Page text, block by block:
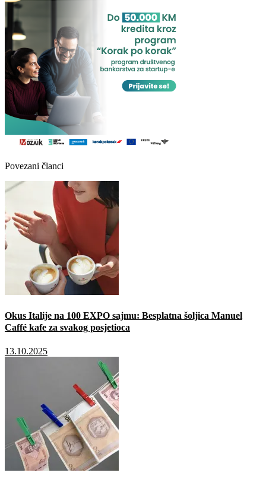
Povezani članci
Okus Italije na 100 EXPO sajmu: Besplatna šoljica Manuel
Caffé kafe za svakog posjetioca
13.10.2025